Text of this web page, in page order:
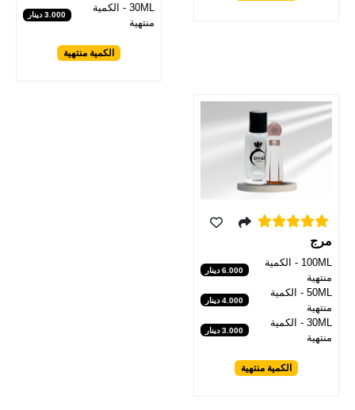
30ML - الكمية
منتهية
3.000 دينار
الكمية منتهية
مرج
100ML - الكمية
منتهية
6.000 دينار
50ML - الكمية
منتهية
4.000 دينار
30ML - الكمية
منتهية
3.000 دينار
الكمية منتهية